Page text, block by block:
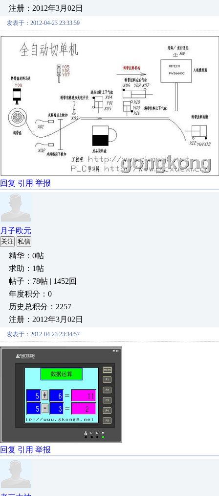
注册：2012年3月02日
发表于：2012-04-23 23:33:59
回复 引用 举报
月子欧元
关注 私信
精华：0帖
求助：1帖
帖子：78帖 | 1452回
年度积分：0
历史总积分：2257
注册：2012年3月02日
发表于：2012-04-23 23:34:57
回复 引用 举报